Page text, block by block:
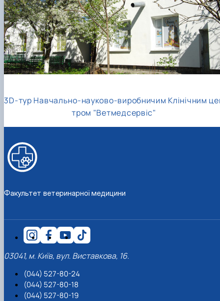
3D-тур Навчально-науково-виробничим Клінічним
тром "Ветмедсервіс"
Факультет ветеринарної медицини
03041, м. Київ, вул. Виставкова, 16.
(044) 527-80-24
(044) 527-80-18
(044) 527-80-19